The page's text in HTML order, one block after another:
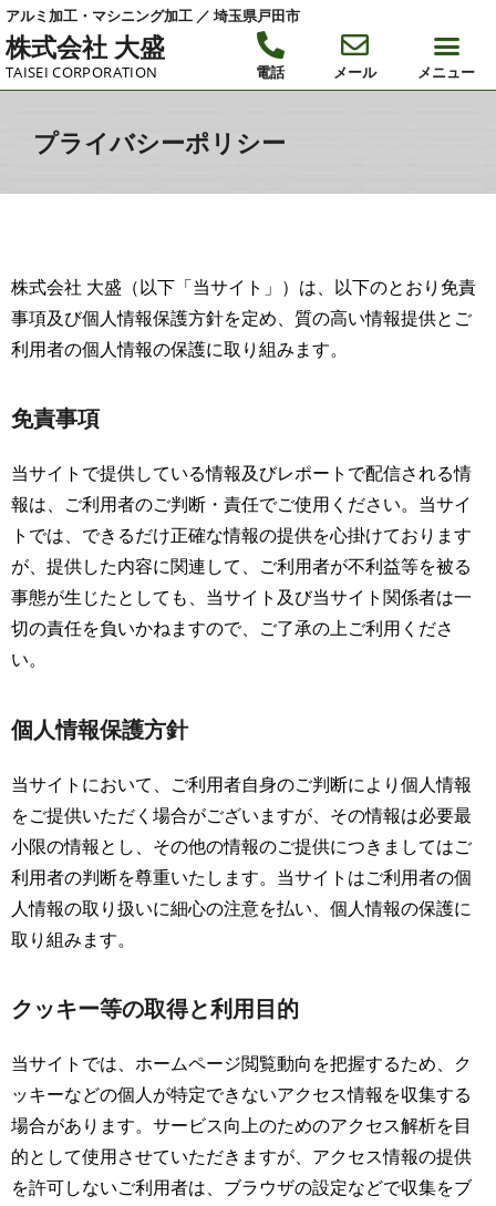
アルミ加工・マシニング加工 ／ 埼玉県戸田市
株式会社 大盛
TAISEI CORPORATION 電話 メール メニュー
プライバシーポリシー
株式会社 大盛（以下「当サイト」）は、以下のとおり免責
事項及び個人情報保護方針を定め、質の高い情報提供とご
利用者の個人情報の保護に取り組みます。
免責事項
当サイトで提供している情報及びレポートで配信される情
報は、ご利用者のご判断・責任でご使用ください。当サイ
トでは、できるだけ正確な情報の提供を心掛けております
が、提供した内容に関連して、ご利用者が不利益等を被る
事態が生じたとしても、当サイト及び当サイト関係者は一
切の責任を負いかねますので、ご了承の上ご利用くださ
い。
個人情報保護方針
当サイトにおいて、ご利用者自身のご判断により個人情報
をご提供いただく場合がございますが、その情報は必要最
小限の情報とし、その他の情報のご提供につきましてはご
利用者の判断を尊重いたします。当サイトはご利用者の個
人情報の取り扱いに細心の注意を払い、個人情報の保護に
取り組みます。
クッキー等の取得と利用目的
当サイトでは、ホームページ閲覧動向を把握するため、ク
ッキーなどの個人が特定できないアクセス情報を収集する
場合があります。サービス向上のためのアクセス解析を目
的として使用させていただきますが、アクセス情報の提供
を許可しないご利用者は、ブラウザの設定などで収集をブ